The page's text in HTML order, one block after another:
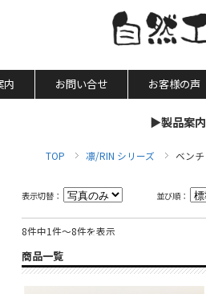
内 お問い合せ お客様の声
▶製品案内
TOP 凛/RIN シリーズ ベンチ
表示切替： 並び順：
8件中1件～8件を表示
商品一覧